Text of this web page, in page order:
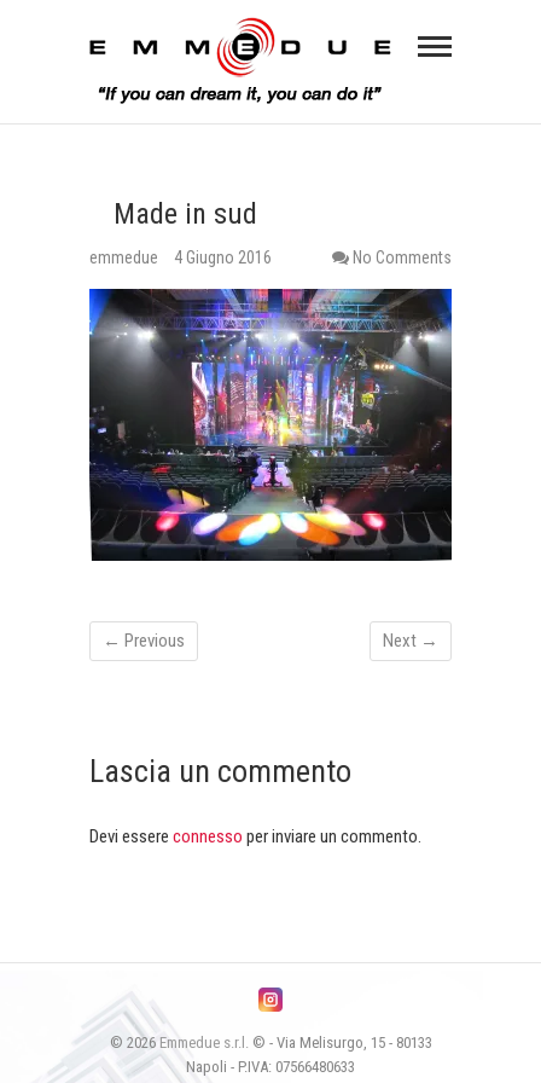
Made in sud
emmedue 4 Giugno 2016 No Comments
← Previous Next →
Lascia un commento
Devi essere connesso per inviare un commento.
© 2026 Emmedue s.r.l.
© - Via Melisurgo, 15 - 80133
Napoli - P.IVA: 07566480633